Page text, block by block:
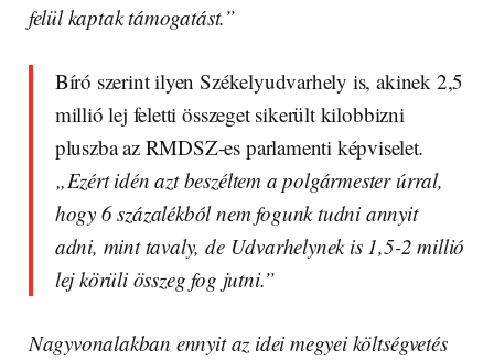
felül kaptak támogatást.”
Bíró szerint ilyen Székelyudvarhely is, akinek 2,5
millió lej feletti összeget sikerült kilobbizni
pluszba az RMDSZ-es parlamenti képviselet.
„Ezért idén azt beszéltem a polgármester úrral,
hogy 6 százalékból nem fogunk tudni annyit
adni, mint tavaly, de Udvarhelynek is 1,5-2 millió
lej körüli összeg fog jutni.”
Nagyvonalakban ennyit az idei megyei költségvetés